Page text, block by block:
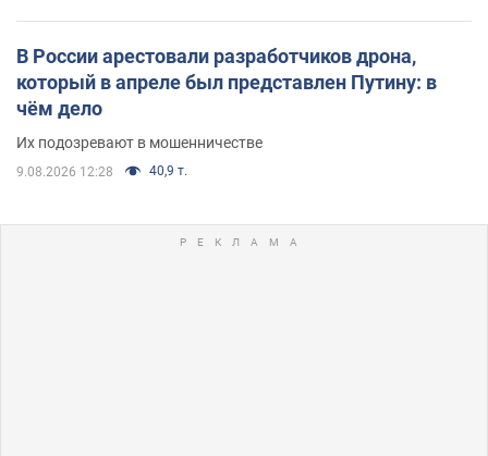
В России арестовали разработчиков дрона,
который в апреле был представлен Путину: в
чём дело
Их подозревают в мошенничестве
9.08.2026 12:28 40,9 т.